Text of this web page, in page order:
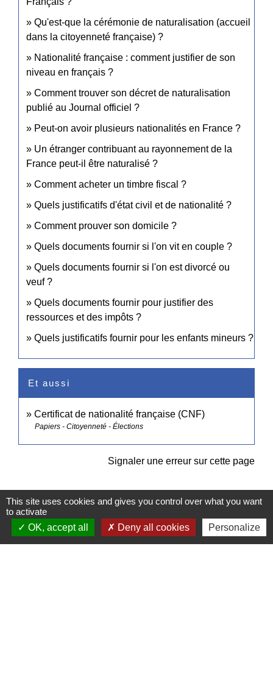
Qu'est-que la cérémonie de naturalisation (accueil
dans la citoyenneté française) ?
Nationalité française : comment justifier de son
niveau en français ?
Comment trouver son décret de naturalisation
publié au Journal officiel ?
Peut-on avoir plusieurs nationalités en France ?
Un étranger contribuant au rayonnement de la
France peut-il être naturalisé ?
Comment acheter un timbre fiscal ?
Quels justificatifs d'état civil et de nationalité ?
Comment prouver son domicile ?
Quels documents fournir si l'on vit en couple ?
Quels documents fournir si l'on est divorcé ou
veuf ?
Quels documents fournir pour justifier des
ressources et des impôts ?
Quels justificatifs fournir pour les enfants mineurs ?
Et aussi
Certificat de nationalité française (CNF)
Papiers - Citoyenneté - Élections
Signaler une erreur sur cette page
This site uses cookies and gives you control over what you want
to activate
OK, accept all
Deny all cookies Personalize